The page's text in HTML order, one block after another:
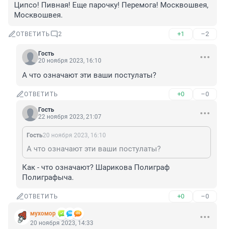
Ципсо! Пивная! Еще парочку! Перемога! Москвошвея,
Москвошвея.
ОТВЕТИТЬ 2 +1 –2
Гость
20 ноября 2023, 16:10
А что означают эти ваши постулаты?
ОТВЕТИТЬ +0 –0
Гость
22 ноября 2023, 21:07
Гость20 ноября 2023, 16:10
А что означают эти ваши постулаты?
Как - что означают? Шарикова Полиграф
Полиграфыча.
ОТВЕТИТЬ +0 –0
мухомор
20 ноября 2023, 14:33